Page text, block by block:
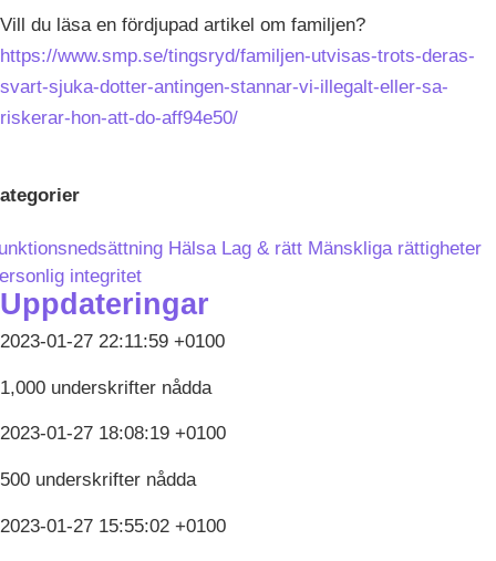
Vill du läsa en fördjupad artikel om familjen?
https://www.smp.se/tingsryd/familjen-utvisas-trots-deras-
svart-sjuka-dotter-antingen-stannar-vi-illegalt-eller-sa-
riskerar-hon-att-do-aff94e50/
Hälsa Lag & rätt Mänskliga rättigheter
integritet
Uppdateringar
2023-01-27 22:11:59 +0100
1,000 underskrifter nådda
2023-01-27 18:08:19 +0100
500 underskrifter nådda
2023-01-27 15:55:02 +0100